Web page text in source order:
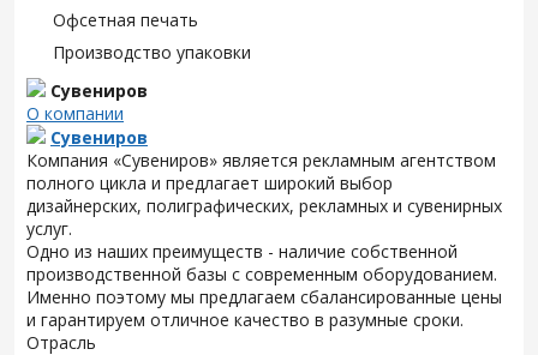
Офсетная печать
Производство упаковки
Сувениров
О компании
Сувениров
Компания «Сувениров» является рекламным агентством
полного цикла и предлагает широкий выбор
дизайнерских, полиграфических, рекламных и сувенирных
услуг.
Одно из наших преимуществ - наличие собственной
производственной базы с современным оборудованием.
Именно поэтому мы предлагаем сбалансированные цены
и гарантируем отличное качество в разумные сроки.
Отрасль